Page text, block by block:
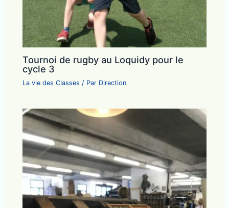
Tournoi de rugby au Loquidy pour le
cycle 3
La vie des Classes / Par Direction